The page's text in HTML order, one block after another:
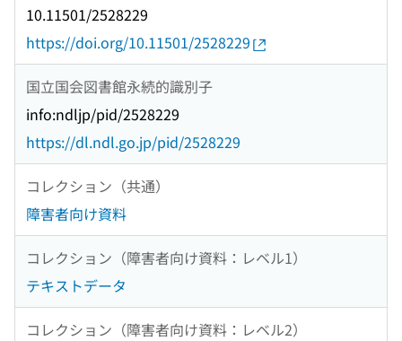
10.11501/2528229
https://doi.org/10.11501/2528229
国立国会図書館永続的識別子
info:ndljp/pid/2528229
https://dl.ndl.go.jp/pid/2528229
コレクション（共通）
障害者向け資料
コレクション（障害者向け資料：レベル1）
テキストデータ
コレクション（障害者向け資料：レベル2）